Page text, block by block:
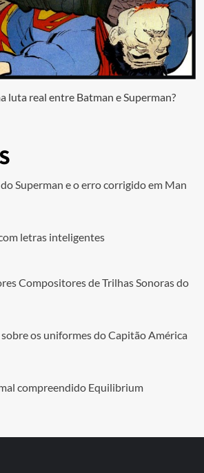
luta real entre Batman e Superman?
Superman e o erro corrigido em Man
letras inteligentes
Compositores de Trilhas Sonoras do
sobre os uniformes do Capitão América
compreendido Equilibrium